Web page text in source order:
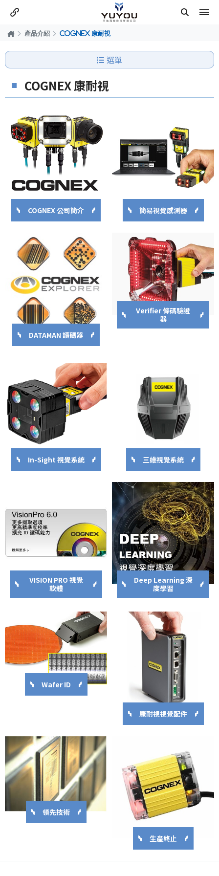
產品介紹 COGNEX 康耐視
選單
COGNEX 康耐視
COGNEX 公司簡介 簡易視覺感測器
DATAMAN 讀碼器
Verifier 條碼驗證
器
In-Sight 視覺系統 三維視覺系統
VISION PRO 視覺
軟體
Deep Learning 深
度學習
Wafer ID
康耐視視覺配件
領先技術
生產終止